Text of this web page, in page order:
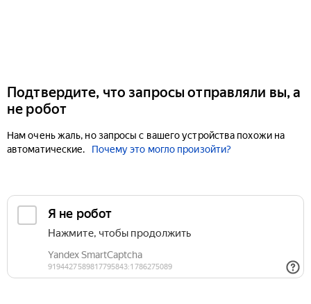
Подтвердите, что запросы отправляли вы, а
не робот
Нам очень жаль, но запросы с вашего устройства похожи на
автоматические.
Почему это могло произойти?